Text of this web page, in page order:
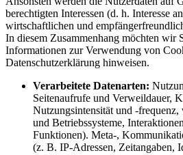
berechtigten Interessen (d. h. Interesse
wirtschaftlichen und
In diesem Zusammenhang möchten wir
Informationen zur Verwendung von
Datenschutzerklärung hinweisen.
Verarbeitete Datenarten:
Seitenaufrufe und Verweildauer,
Nutzungsintensität und -frequenz,
und Betriebssysteme,
Funktionen). Meta-,
(z. B. IP-Adressen, Zeitangaben,